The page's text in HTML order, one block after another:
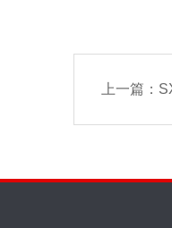
上一篇：